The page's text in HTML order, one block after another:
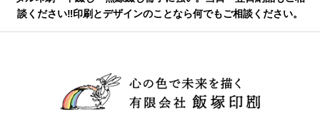
談ください‼印刷とデザインのことなら何でもご相談ください。